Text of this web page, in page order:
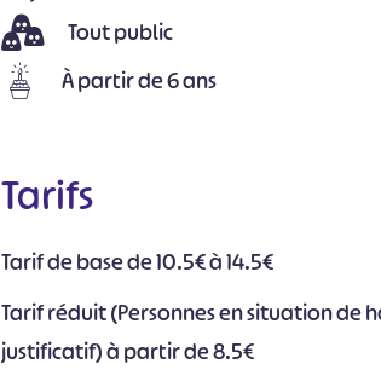
Tout public
À partir de 6 ans
Tarifs
Tarif de base de 10.5€ à 14.5€
Tarif réduit (Personnes en situation de
justificatif) à partir de 8.5€